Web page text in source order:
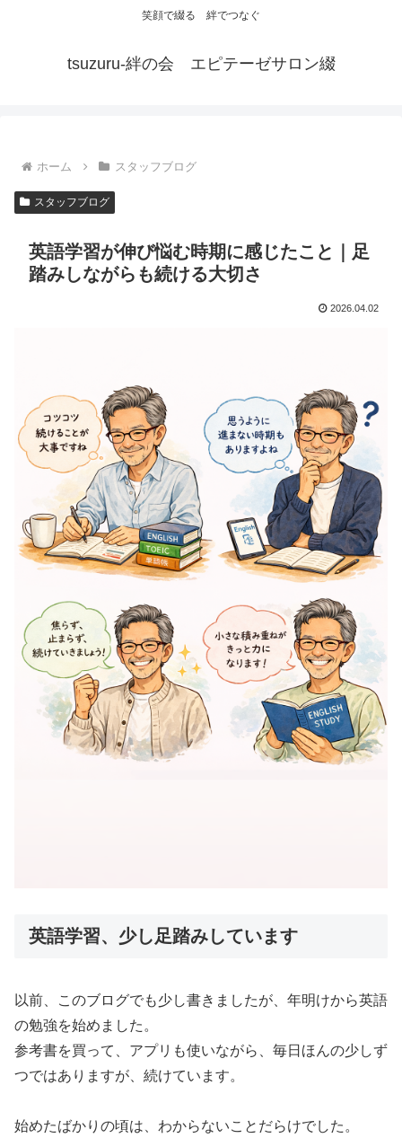
笑顔で綴る 絆でつなぐ
tsuzuru-絆の会 エピテーゼサロン綴
ホーム スタッフブログ
スタッフブログ
英語学習が伸び悩む時期に感じたこと｜足
踏みしながらも続ける大切さ
2026.04.02
英語学習、少し足踏みしています
以前、このブログでも少し書きましたが、年明けから英語
の勉強を始めました。
参考書を買って、アプリも使いながら、毎日ほんの少しず
つではありますが、続けています。
始めたばかりの頃は、わからないことだらけでした。